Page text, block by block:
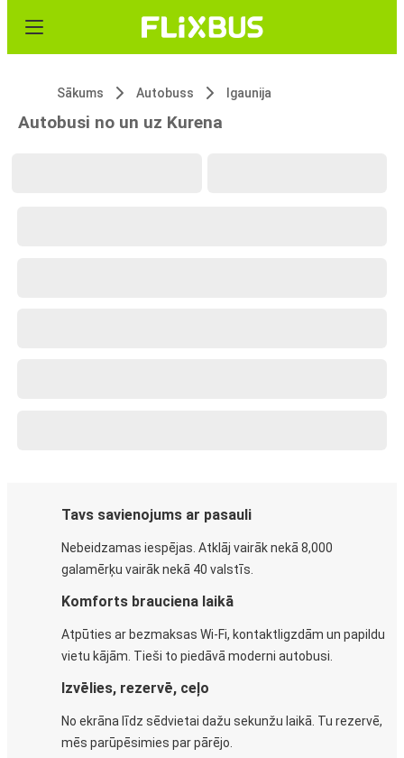
Sākums Autobuss Igaunija
Autobusi no un uz Kurena
Tavs savienojums ar pasauli
Nebeidzamas iespējas. Atklāj vairāk nekā 8,000
galamērķu vairāk nekā 40 valstīs.
Komforts brauciena laikā
Atpūties ar bezmaksas Wi-Fi, kontaktligzdām un papildu
vietu kājām. Tieši to piedāvā moderni autobusi.
Izvēlies, rezervē, ceļo
No ekrāna līdz sēdvietai dažu sekunžu laikā. Tu rezervē,
mēs parūpēsimies par pārējo.